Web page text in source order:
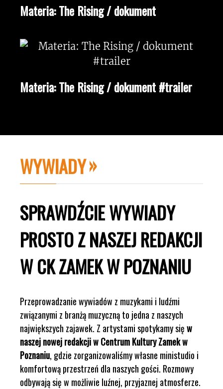
Materia: The Rising / dokument
Materia: The Rising / dokument #trailer
WYWIADY
SPRAWDŹCIE WYWIADY
PROSTO Z NASZEJ REDAKCJI
W CK ZAMEK W POZNANIU
Przeprowadzanie wywiadów z muzykami i ludźmi
związanymi z branżą muzyczną to jedna z naszych
największych zajawek. Z artystami spotykamy sięw
naszej nowej redakcji w Centrum Kultury Zamek w
Poznaniu, gdzie zorganizowaliśmy własne ministudio i
komfortową przestrzeń dla naszych gości. Rozmowy
odbywają się w możliwie luźnej, przyjaznej atmosferze.